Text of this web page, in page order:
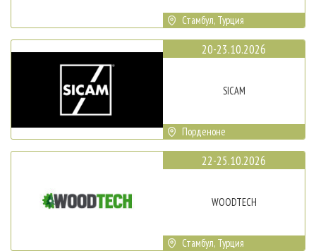
Стамбул, Турция
20-23.10.2026
SICAM
Порденоне
22-25.10.2026
WOODTECH
Стамбул, Турция